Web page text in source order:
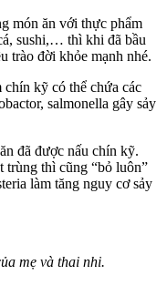
món ăn với thực phẩm
sushi,… thì khi đã bầu
trào đời khỏe mạnh nhé.
kỹ có thể chứa các
salmonella gây sảy
đã được nấu chín kỹ.
trùng thì cũng “bỏ luôn”
làm tăng nguy cơ sảy
mẹ và thai nhi.